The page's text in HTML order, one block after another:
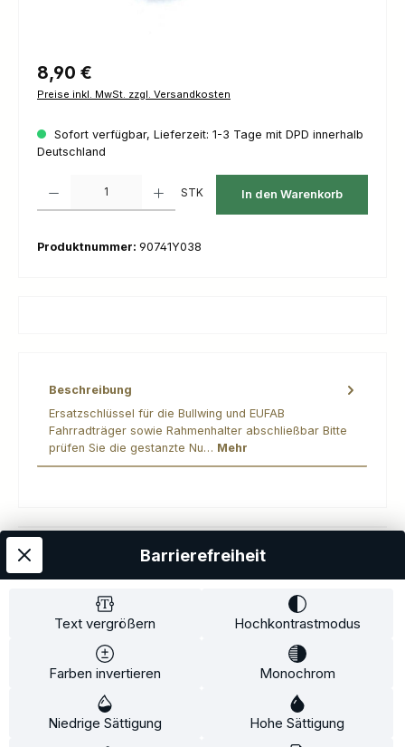
Regulärer Preis:
8,90 €
Preise inkl. MwSt. zzgl. Versandkosten
Sofort verfügbar, Lieferzeit: 1-3 Tage mit DPD innerhalb
Deutschland
STK In den Warenkorb
Produktnummer: 90741Y038
Beschreibung
Ersatzschlüssel für die Bullwing und EUFAB
Fahrradträger sowie Rahmenhalter abschließbar Bitte
prüfen Sie die gestanzte Nu… Mehr
Kostenloser Versand
Datenschutz
Widerrufsrecht
Widerrufsformular
Zahlung und Versand
Copyright© 2020-2025 Faventis GmbH. All Rights Reserved
Text vergrößern Hochkontrastmodus
Farben invertieren Monochrom
Niedrige Sättigung Hohe Sättigung
Barrierefreiheit